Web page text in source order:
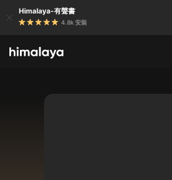
Himalaya-有聲書
4.8k 安裝